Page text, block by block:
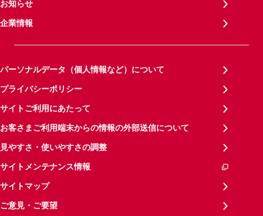
お知らせ
企業情報
パーソナルデータ（個人情報など）について
プライバシーポリシー
サイトご利用にあたって
お客さまご利用端末からの情報の外部送信について
見やすさ・使いやすさの調整
サイトメンテナンス情報
サイトマップ
ご意見・ご要望